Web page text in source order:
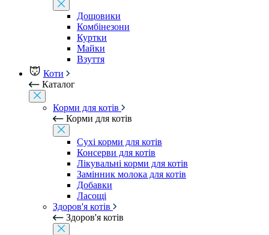
Дощовики
Комбінезони
Куртки
Майки
Взуття
Коти
Каталог
Корми для котів
Корми для котів
Сухі корми для котів
Консерви для котів
Лікувальні корми для котів
Замінник молока для котів
Добавки
Ласощі
Здоров'я котів
Здоров'я котів